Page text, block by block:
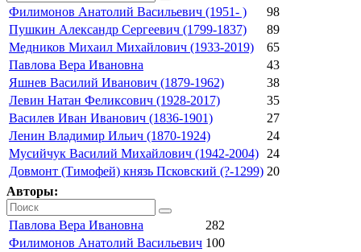
Филимонов Анатолий Васильевич (1951- )
98
Пушкин Александр Сергеевич (1799-1837)
89
Медников Михаил Михайлович (1933-2019)
65
Павлова Вера Ивановна
43
Яшнев Василий Иванович (1879-1962)
38
Левин Натан Феликсович (1928-2017)
35
Василев Иван Иванович (1836-1901)
27
Ленин Владимир Ильич (1870-1924)
24
Мусийчук Василий Михайлович (1942-2004)
24
Довмонт (Тимофей) князь Псковский (?-1299) 20
Авторы:
Павлова Вера Ивановна
282
Филимонов Анатолий Васильевич 100